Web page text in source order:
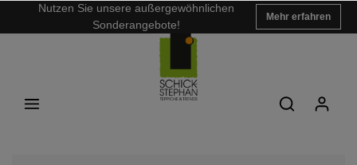
Nutzen Sie unsere außergewöhnlichen
Sonderangebote!
Mehr erfahren